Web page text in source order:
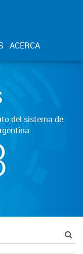
ACERCA
del sistema de